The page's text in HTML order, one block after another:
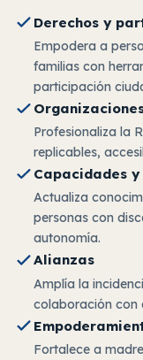
Derechos y
Empodera a
familias con
participación
Profesionaliza la
replicables,
Capacidades
Actualiza
personas con
autonomía.
Alianzas
Amplía la
colaboración con
Fortalece a